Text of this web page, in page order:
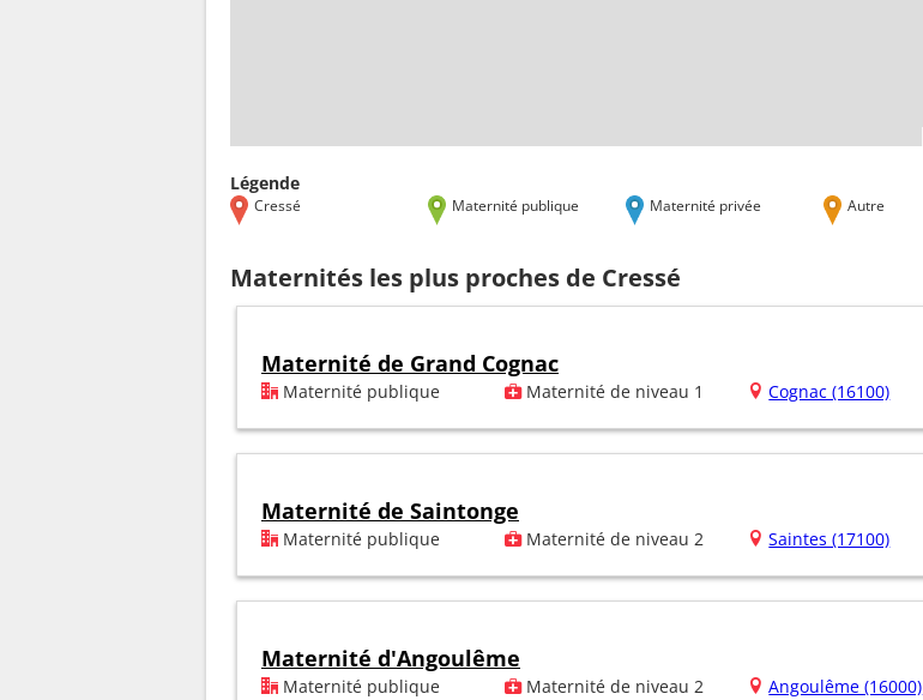
Légende
Cressé Maternité publique Maternité privée Autre
Maternités les plus proches de Cressé
Maternité de Grand Cognac
Maternité publique Maternité de niveau 1 Cognac (16100)
Maternité de Saintonge
Maternité publique Maternité de niveau 2 Saintes (17100)
Maternité d'Angoulême
Maternité publique Maternité de niveau 2 Angoulême (16000)